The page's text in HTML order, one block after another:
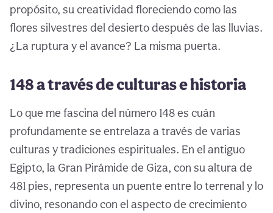
propósito, su creatividad floreciendo como las
flores silvestres del desierto después de las lluvias.
¿La ruptura y el avance? La misma puerta.
148 a través de culturas e historia
Lo que me fascina del número 148 es cuán
profundamente se entrelaza a través de varias
culturas y tradiciones espirituales. En el antiguo
Egipto, la Gran Pirámide de Giza, con su altura de
481 pies, representa un puente entre lo terrenal y lo
divino, resonando con el aspecto de crecimiento